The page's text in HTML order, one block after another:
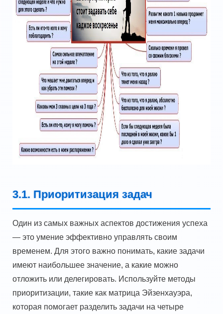
3.1. Приоритизация задач
Один из самых важных аспектов достижения успеха
— это умение эффективно управлять своим
временем. Для этого важно понимать, какие задачи
имеют наибольшее значение, а какие можно
отложить или делегировать. Используйте методы
приоритизации, такие как матрица Эйзенхауэра,
которая помогает разделить задачи на четыре